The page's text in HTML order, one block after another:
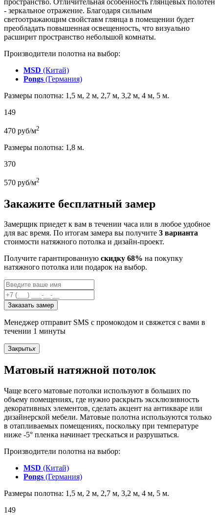
пространство. Отличительная особенность глянцевых полотен
- зеркальное отражение. Благодаря сильным
светоотражающим свойставм глянца в помещении будет
преобладать повышенная освещенность, что визуально
расширит пространство небольшой комнаты.
Производители полотна на выбор:
MSD (Китай)
Pongs (Германия)
Размеры полотна: 1,5 м, 2 м, 2,7 м, 3,2 м, 4 м, 5 м.
149
470 руб/м2
Размеры полотна: 1,8 м.
370
570 руб/м2
Закажите бесплатный замер
Замерщик приедет к вам в течении часа или в любое удобное
для вас время. По итогам замера вы получите 3 варианта
стоимости натяжного потолка и дизайн-проект.
Получите гарантированную скидку 68% на покупку
натяжного потолка или подарок на выбор.
Заказать замер
Менеджер отправит SMS с промокодом и свяжется с вами в
течении 1 минуты
Закрытьx
Матовый натяжной потолок
Чаще всего матовые потолки используют в больших по
объему помещениях, где нужно раскрыть эксклюзивность
декоративных элементов, сделать акцент на антикваре или
дизайнерской мебели. Матовые полотна используются только
в отапливаемых помещениях, поскольку при температуре
ниже -5° пленка начинает трескаться и разрушаться.
Производители полотна на выбор:
MSD (Китай)
Pongs (Германия)
Размеры полотна: 1,5 м, 2 м, 2,7 м, 3,2 м, 4 м, 5 м.
149